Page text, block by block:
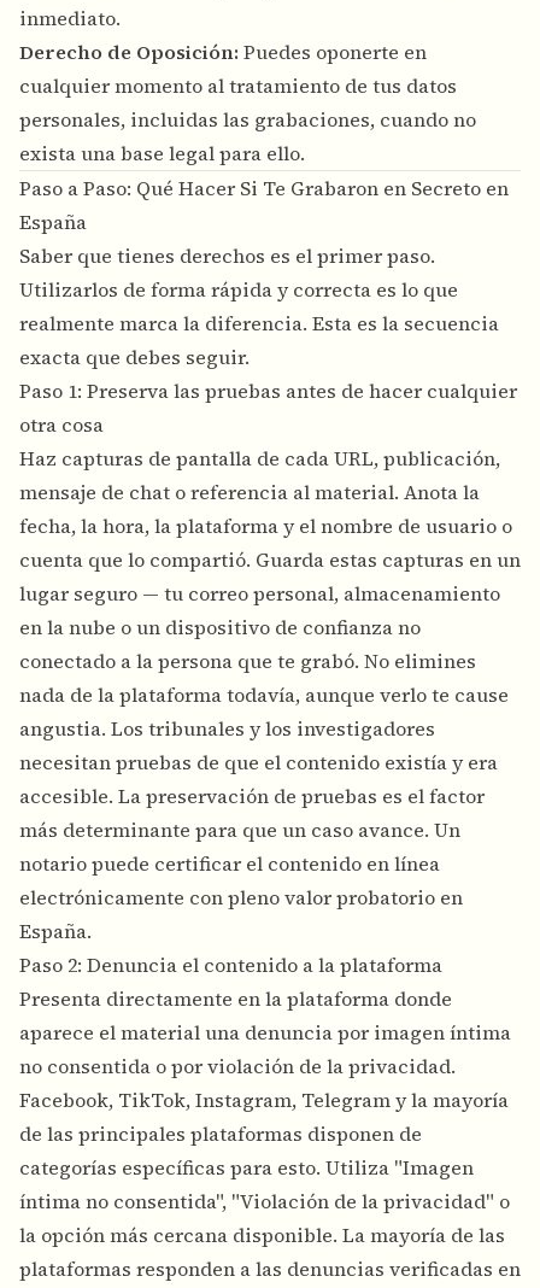
inmediato.
Derecho de Oposición: Puedes oponerte en
cualquier momento al tratamiento de tus datos
personales, incluidas las grabaciones, cuando no
exista una base legal para ello.
Paso a Paso: Qué Hacer Si Te Grabaron en Secreto en
España
Saber que tienes derechos es el primer paso.
Utilizarlos de forma rápida y correcta es lo que
realmente marca la diferencia. Esta es la secuencia
exacta que debes seguir.
Paso 1: Preserva las pruebas antes de hacer cualquier
otra cosa
Haz capturas de pantalla de cada URL, publicación,
mensaje de chat o referencia al material. Anota la
fecha, la hora, la plataforma y el nombre de usuario o
cuenta que lo compartió. Guarda estas capturas en un
lugar seguro — tu correo personal, almacenamiento
en la nube o un dispositivo de confianza no
conectado a la persona que te grabó. No elimines
nada de la plataforma todavía, aunque verlo te cause
angustia. Los tribunales y los investigadores
necesitan pruebas de que el contenido existía y era
accesible. La preservación de pruebas es el factor
más determinante para que un caso avance. Un
notario puede certificar el contenido en línea
electrónicamente con pleno valor probatorio en
España.
Paso 2: Denuncia el contenido a la plataforma
Presenta directamente en la plataforma donde
aparece el material una denuncia por imagen íntima
no consentida o por violación de la privacidad.
Facebook, TikTok, Instagram, Telegram y la mayoría
de las principales plataformas disponen de
categorías específicas para esto. Utiliza "Imagen
íntima no consentida", "Violación de la privacidad" o
la opción más cercana disponible. La mayoría de las
plataformas responden a las denuncias verificadas en